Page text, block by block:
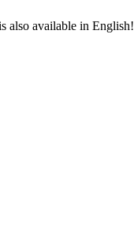
also available in English!